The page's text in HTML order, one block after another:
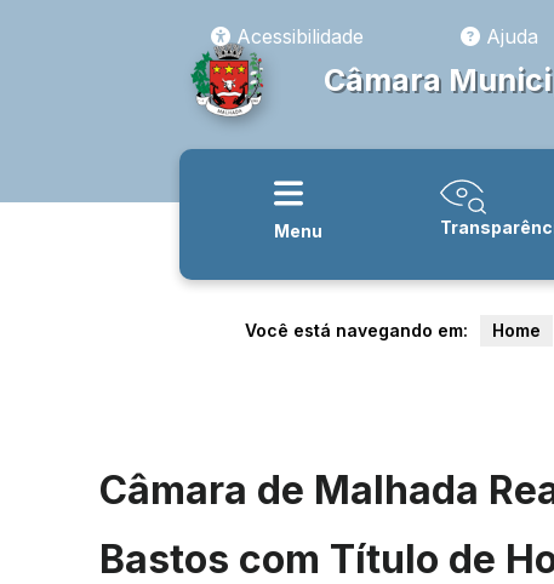
Acessibilidade
Ajuda
Câmara
Menu
Você está navegando em: Home
Câmara de Malhada
Bastos com Título de